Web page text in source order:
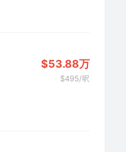
$53.88万
$495/呎